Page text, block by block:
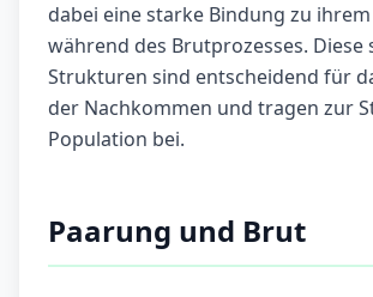
dabei eine starke Bindung zu
während des Brutprozesses. Diese
Strukturen sind entscheidend für
der Nachkommen und tragen zur
Population bei.
Paarung und Brut